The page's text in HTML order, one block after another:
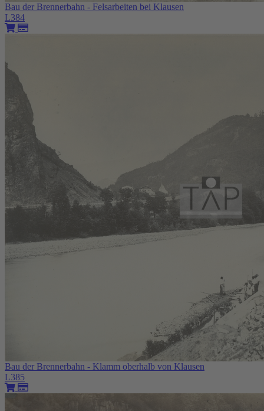
Bau der Brennerbahn - Felsarbeiten bei Klausen
L384
Bau der Brennerbahn - Klamm oberhalb von Klausen
L385